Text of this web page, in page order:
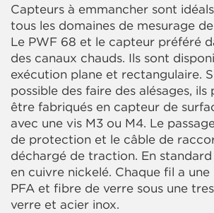
Capteurs à emmancher sont
tous les domaines de mesurage
Le PWF 68 et le capteur préféré
des canaux chauds. Ils sont
exécution plane et rectangulaire.
possible des faire des alésages, ils
être fabriqués en capteur de
avec une vis M3 ou M4. Le
de protection et le câble de
déchargé de traction. En
en cuivre nickelé. Chaque fil a
PFA et fibre de verre sous une
verre et acier inox.